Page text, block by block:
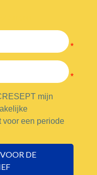
mijn
voor een periode
DE